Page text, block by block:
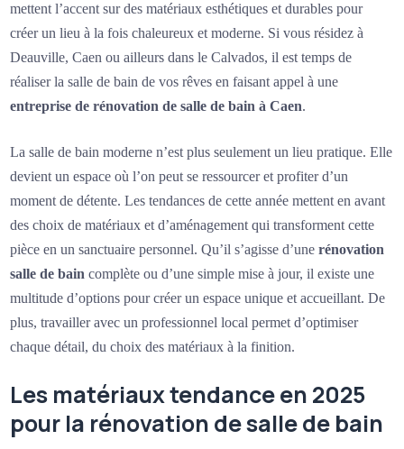
mettent l’accent sur des matériaux esthétiques et durables pour
créer un lieu à la fois chaleureux et moderne. Si vous résidez à
Deauville, Caen ou ailleurs dans le Calvados, il est temps de
réaliser la salle de bain de vos rêves en faisant appel à une
entreprise de rénovation de salle de bain à Caen.
La salle de bain moderne n’est plus seulement un lieu pratique. Elle
devient un espace où l’on peut se ressourcer et profiter d’un
moment de détente. Les tendances de cette année mettent en avant
des choix de matériaux et d’aménagement qui transforment cette
pièce en un sanctuaire personnel. Qu’il s’agisse d’unerénovation
salle de baincomplète ou d’une simple mise à jour, il existe une
multitude d’options pour créer un espace unique et accueillant. De
plus, travailler avec un professionnel local permet d’optimiser
chaque détail, du choix des matériaux à la finition.
Les matériaux tendance en 2025
pour la rénovation de salle de bain